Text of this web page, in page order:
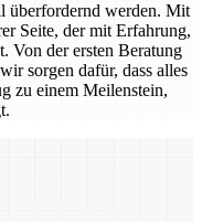
überfordernd werden. Mit
Seite, der mit Erfahrung,
Von der ersten Beratung
sorgen dafür, dass alles
zu einem Meilenstein,